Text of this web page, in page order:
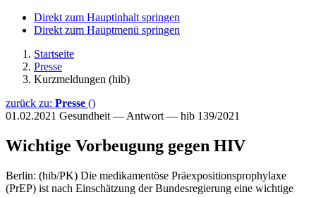
Direkt zum Hauptinhalt springen
Direkt zum Hauptmenü springen
Startseite
Presse
Kurzmeldungen (hib)
zurück zu: Presse ()
01.02.2021 Gesundheit — Antwort — hib 139/2021
Wichtige Vorbeugung gegen HIV
Berlin: (hib/PK) Die medikamentöse Präexpositionsprophylaxe
(PrEP) ist nach Einschätzung der Bundesregierung eine wichtige